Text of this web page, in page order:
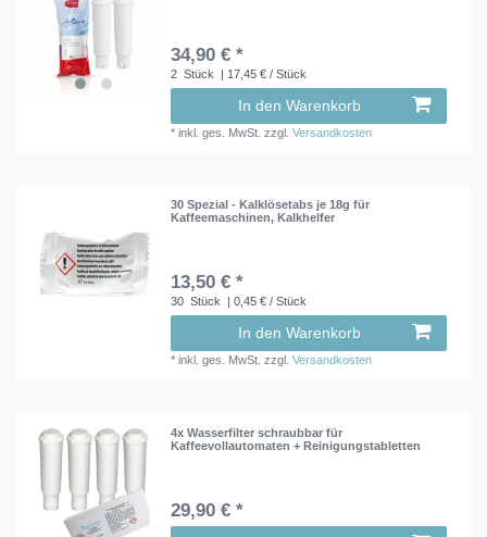
34,90 € *
2 Stück | 17,45 € / Stück
In den Warenkorb
*inkl. ges. MwSt. zzgl.Versandkosten
30 Spezial - Kalklösetabs je 18g für
Kaffeemaschinen, Kalkhelfer
13,50 € *
30 Stück | 0,45 € / Stück
In den Warenkorb
*inkl. ges. MwSt. zzgl.Versandkosten
4x Wasserfilter schraubbar für
Kaffeevollautomaten + Reinigungstabletten
29,90 € *